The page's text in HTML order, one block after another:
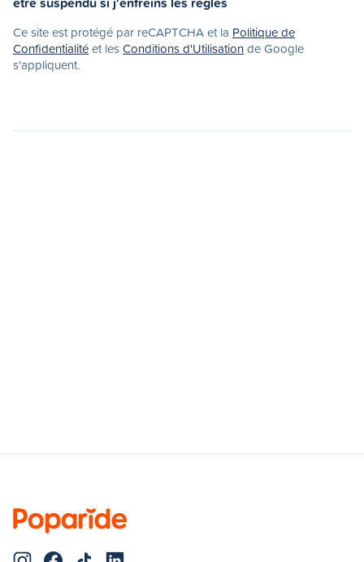
Ce site est protégé par reCAPTCHA et la Politique de
Confidentialitéet lesConditions d'Utilisationde Google
s'appliquent.